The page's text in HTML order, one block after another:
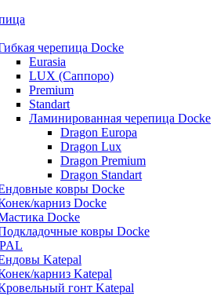
черепица Docke
Eurasia
LUX (Саппоро)
Premium
Standart
Ламинированная черепица Docke
Dragon Europa
Dragon Lux
Dragon Premium
Dragon Standart
ковры Docke
карниз Docke
Docke
ковры Docke
Katepal
карниз Katepal
гонт Katepal